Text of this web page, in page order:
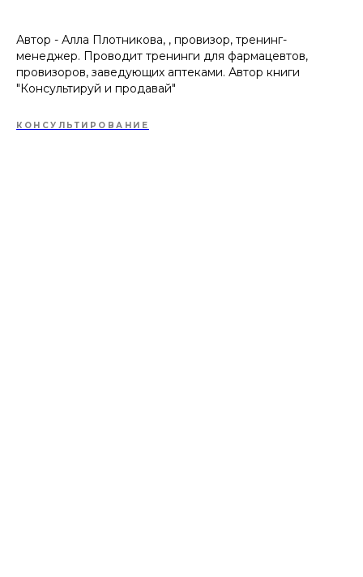
Автор - Алла Плотникова, , провизор, тренинг-
менеджер. Проводит тренинги для фармацевтов,
провизоров, заведующих аптеками. Автор книги
"Консультируй и продавай"
КОНСУЛЬТИРОВАНИЕ